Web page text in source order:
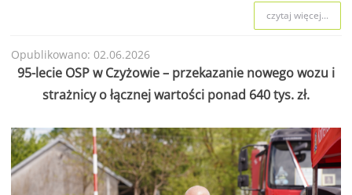
czytaj więcej...
Opublikowano: 02.06.2026
95-lecie OSP w Czyżowie – przekazanie nowego wozu i
strażnicy o łącznej wartości ponad 640 tys. zł.